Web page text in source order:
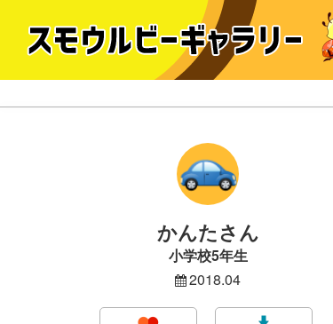
かんたさん
小学校5年生
2018.04